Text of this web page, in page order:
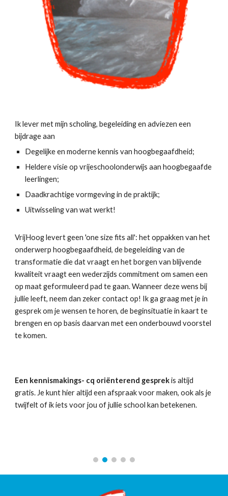
Ik lever met mijn scholing, begeleiding en adviezen een
bijdrage aan
Degelijke en moderne kennis van hoogbegaafdheid;
Heldere visie op vrijeschoolonderwijs aan hoogbegaafde
leerlingen;
Daadkrachtige vormgeving in de praktijk;
Uitwisseling van wat werkt!
VrijHoog levert geen 'one size fits all': het oppakken van het
onderwerp hoogbegaafdheid, de begeleiding van de
transformatie die dat vraagt en het borgen van blijvende
kwaliteit vraagt een wederzijds commitment om samen een
op maat geformuleerd pad te gaan. Wanneer deze wens bij
jullie leeft, neem dan zeker contact op! Ik ga graag met je in
gesprek om je wensen te horen, de beginsituatie in kaart te
brengen en op basis daarvan met een onderbouwd voorstel
te komen.
Een kennismakings- cq oriënterend gesprekis altijd
gratis. Je kunt hier altijd een afspraak voor maken, ook als je
twijfelt of ik iets voor jou of jullie school kan betekenen.